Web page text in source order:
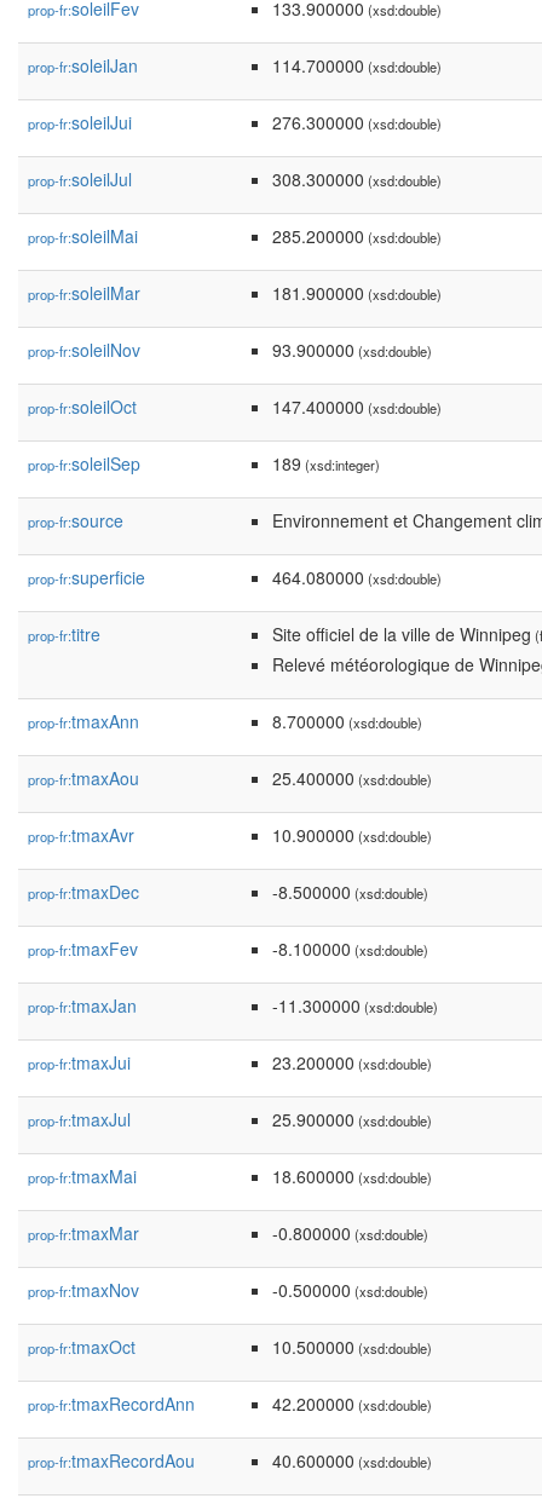
prop-fr:soleilFev 133.900000 (xsd:double)
prop-fr:soleilJan 114.700000 (xsd:double)
prop-fr:soleilJui 276.300000 (xsd:double)
prop-fr:soleilJul 308.300000 (xsd:double)
prop-fr:soleilMai 285.200000 (xsd:double)
prop-fr:soleilMar 181.900000 (xsd:double)
prop-fr:soleilNov 93.900000 (xsd:double)
prop-fr:soleilOct 147.400000 (xsd:double)
prop-fr:soleilSep 189 (xsd:integer)
prop-fr:source Environnement et Changement
prop-fr:superficie 464.080000 (xsd:double)
prop-fr:titre Site officiel de la ville de Winnipeg
Relevé météorologique de
prop-fr:tmaxAnn 8.700000 (xsd:double)
prop-fr:tmaxAou 25.400000 (xsd:double)
prop-fr:tmaxAvr 10.900000 (xsd:double)
prop-fr:tmaxDec -8.500000 (xsd:double)
prop-fr:tmaxFev -8.100000 (xsd:double)
prop-fr:tmaxJan -11.300000 (xsd:double)
prop-fr:tmaxJui 23.200000 (xsd:double)
prop-fr:tmaxJul 25.900000 (xsd:double)
prop-fr:tmaxMai 18.600000 (xsd:double)
prop-fr:tmaxMar -0.800000 (xsd:double)
prop-fr:tmaxNov -0.500000 (xsd:double)
prop-fr:tmaxOct 10.500000 (xsd:double)
prop-fr:tmaxRecordAnn 42.200000 (xsd:double)
prop-fr:tmaxRecordAou 40.600000 (xsd:double)